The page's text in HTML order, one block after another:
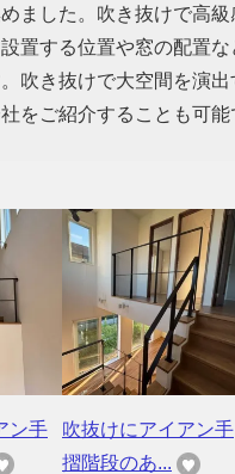
ました。吹き抜けで高
置する位置や窓の配置
吹き抜けで大空間を演
をご紹介することも可能
ン手
吹抜けにアイアン手
摺階段のあ...